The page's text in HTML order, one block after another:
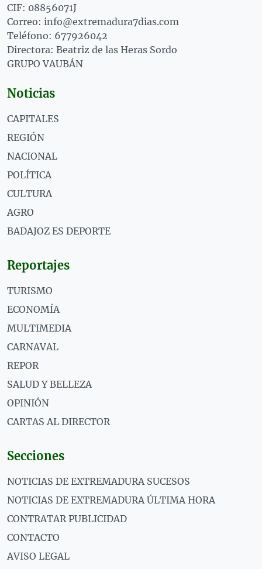
CIF: 08856071J
Correo: info@extremadura7dias.com
Teléfono: 677926042
Directora: Beatriz de las Heras Sordo
GRUPO VAUBÁN
Noticias
CAPITALES
REGIÓN
NACIONAL
POLÍTICA
CULTURA
AGRO
BADAJOZ ES DEPORTE
Reportajes
TURISMO
ECONOMÍA
MULTIMEDIA
CARNAVAL
REPOR
SALUD Y BELLEZA
OPINIÓN
CARTAS AL DIRECTOR
Secciones
NOTICIAS DE EXTREMADURA SUCESOS
NOTICIAS DE EXTREMADURA ÚLTIMA HORA
CONTRATAR PUBLICIDAD
CONTACTO
AVISO LEGAL